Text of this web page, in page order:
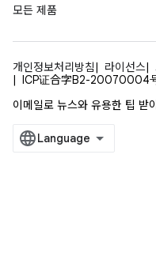
모든 제품
개인정보처리방침 라이선스
ICP证合字B2-20070004
이메일로 뉴스와 유용한 팁 받